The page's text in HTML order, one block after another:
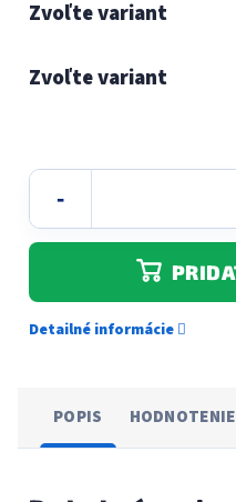
Detailné informácie
POPIS HODNOTENIE